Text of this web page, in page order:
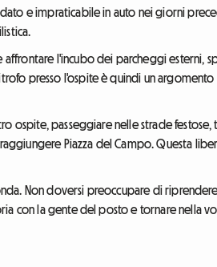
e impraticabile in auto nei giorni
l'incubo dei parcheggi esterni,
presso l'ospite è quindi un
ospite, passeggiare nelle strade festose,
Piazza del Campo. Questa
Non doversi preoccupare di
con la gente del posto e tornare nella